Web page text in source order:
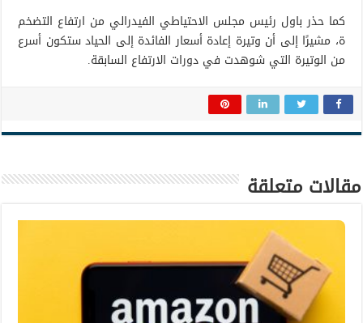
كما حذر باول رئيس مجلس الاحتياطي الفيدرالي من ارتفاع التضخم
ة، مشيرًا إلى أن وتيرة إعادة أسعار الفائدة إلى الحياد ستكون أسرع
من الوتيرة التي شوهدت في دورات الارتفاع السابقة.
مقالات متعلقة